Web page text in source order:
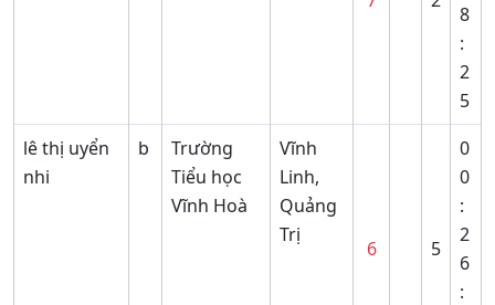
8
:
2
5
lê thị uyển
nhi
b
Trường
Tiểu học
Vĩnh Hoà
Vĩnh
Linh,
Quảng
Trị
6 5
0
0
:
2
6
: